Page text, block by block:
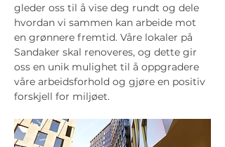
gleder oss til å vise deg rundt og dele
hvordan vi sammen kan arbeide mot
en grønnere fremtid. Våre lokaler på
Sandaker skal renoveres, og dette gir
oss en unik mulighet til å oppgradere
våre arbeidsforhold og gjøre en positiv
forskjell for miljøet.